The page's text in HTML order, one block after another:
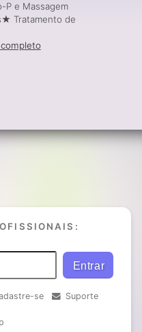
P e Massagem
Tratamento de
se Suporte